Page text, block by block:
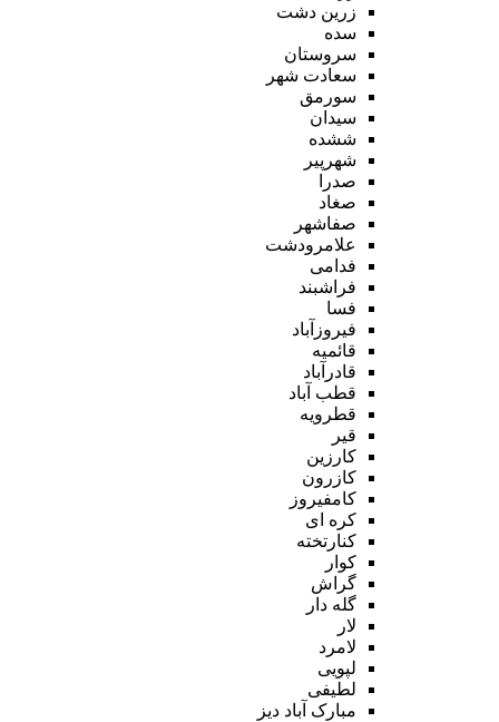
زرین دشت
سده
سروستان
سعادت شهر
سورمق
سیدان
ششده
شهرپیر
صدرا
صغاد
صفاشهر
علامرودشت
فدامی
فراشبند
فسا
فیروزآباد
قائمیه
قادرآباد
قطب آباد
قطرویه
قیر
کارزین
کازرون
کامفیروز
کره ای
کنارتخته
کوار
گراش
گله دار
لار
لامرد
لپویی
لطیفی
مبارک آباد دیز